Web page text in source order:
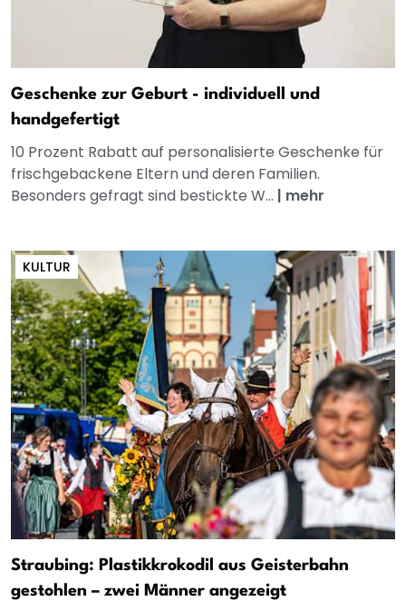
Geschenke zur Geburt - individuell und
handgefertigt
10 Prozent Rabatt auf personalisierte Geschenke für
frischgebackene Eltern und deren Familien.
Besonders gefragt sind bestickte W... | mehr
KULTUR
Straubing: Plastikkrokodil aus Geisterbahn
gestohlen – zwei Männer angezeigt